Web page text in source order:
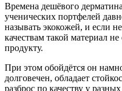
Времена дешёвого
ученических портфелей
называть экокожей, и если
качествам такой материал
продукту.
При этом обойдётся он
долговечен, обладает
разброс по качеству у